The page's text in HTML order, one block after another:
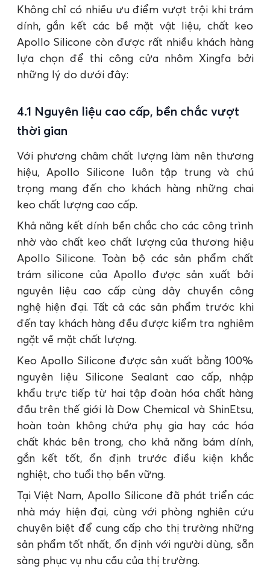
Không chỉ có nhiều ưu điểm vượt trội khi trám
dính, gắn kết các bề mặt vật liệu, chất keo
Apollo Silicone còn được rất nhiều khách hàng
lựa chọn để thi công cửa nhôm Xingfa bởi
những lý do dưới đây:
4.1 Nguyên liệu cao cấp, bền chắc vượt
thời gian
Với phương châm chất lượng làm nên thương
hiệu, Apollo Silicone luôn tập trung và chú
trọng mang đến cho khách hàng những chai
keo chất lượng cao cấp.
Khả năng kết dính bền chắc cho các công trình
nhờ vào chất keo chất lượng của thương hiệu
Apollo Silicone. Toàn bộ các sản phẩm chất
trám silicone của Apollo được sản xuất bởi
nguyên liệu cao cấp cùng dây chuyền công
nghệ hiện đại. Tất cả các sản phẩm trước khi
đến tay khách hàng đều được kiểm tra nghiêm
ngặt về mặt chất lượng.
Keo Apollo Silicone được sản xuất bằng 100%
nguyên liệu Silicone Sealant cao cấp, nhập
khẩu trực tiếp từ hai tập đoàn hóa chất hàng
đầu trên thế giới là Dow Chemical và ShinEtsu,
hoàn toàn không chứa phụ gia hay các hóa
chất khác bên trong, cho khả năng bám dính,
gắn kết tốt, ổn định trước điều kiện khắc
nghiệt, cho tuổi thọ bền vững.
Tại Việt Nam, Apollo Silicone đã phát triển các
nhà máy hiện đại, cùng với phòng nghiên cứu
chuyên biệt để cung cấp cho thị trường những
sản phẩm tốt nhất, ổn định với người dùng, sẵn
sàng phục vụ nhu cầu của thị trường.